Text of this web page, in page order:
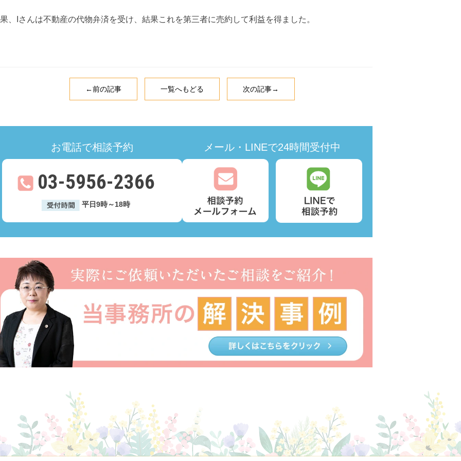
、Iさんは不動産の代物弁済を受け、結果これを第三者に売約して利益を得ました。
←前の記事 一覧へもどる 次の記事→
お電話で相談予約
03-5956-2366
平日9時～18時
メール・LINEで24時間受付中